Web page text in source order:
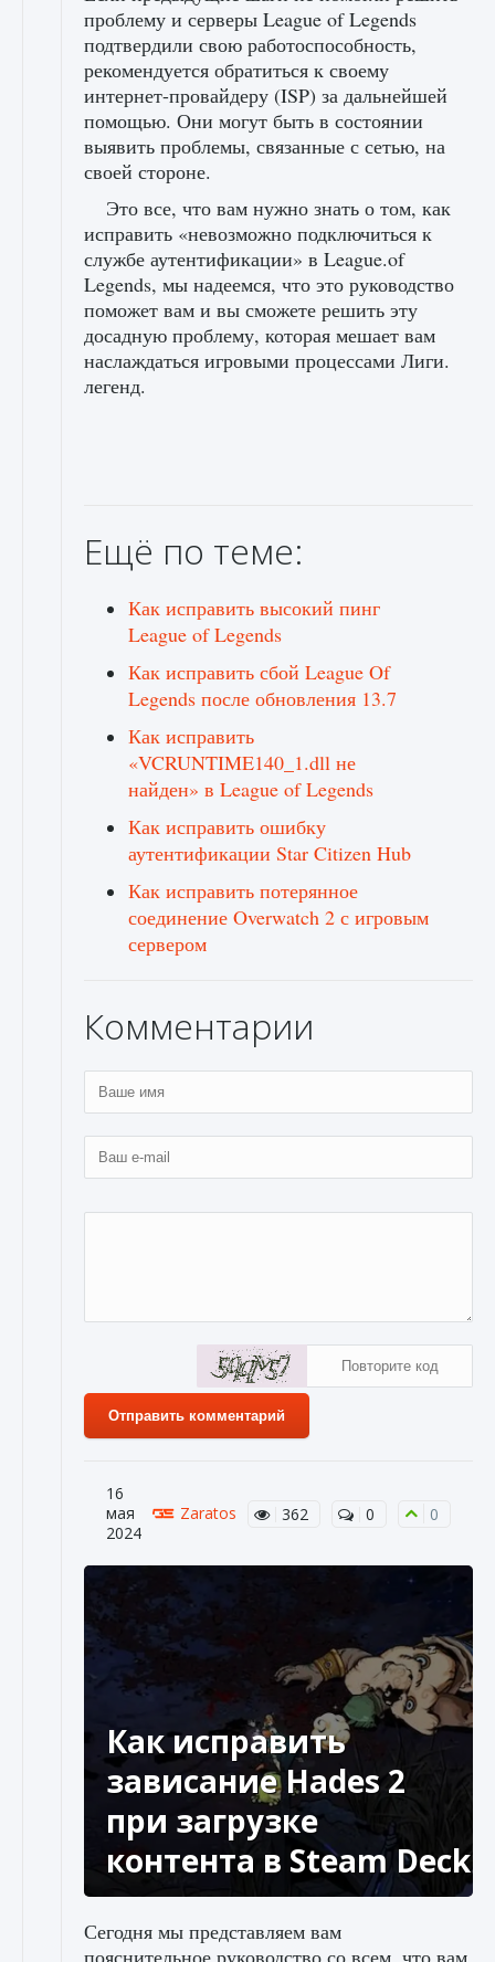
проблему и серверы League of Legends
подтвердили свою работоспособность,
рекомендуется обратиться к своему
интернет-провайдеру (ISP) за дальнейшей
помощью. Они могут быть в состоянии
выявить проблемы, связанные с сетью, на
своей стороне.
Это все, что вам нужно знать о том, как
исправить «невозможно подключиться к
службе аутентификации» в League.of
Legends, мы надеемся, что это руководство
поможет вам и вы сможете решить эту
досадную проблему, которая мешает вам
наслаждаться игровыми процессами Лиги.
легенд.
Ещё по теме:
Как исправить высокий пинг
League of Legends
Как исправить сбой League Of
Legends после обновления 13.7
Как исправить
«VCRUNTIME140_1.dll не
найден» в League of Legends
Как исправить ошибку
аутентификации Star Citizen Hub
Как исправить потерянное
соединение Overwatch 2 с игровым
сервером
Комментарии
Отправить комментарий
16
мая
2024
Zaratos 362 0 0
Как исправить
зависание Hades 2
при загрузке
контента в Steam Deck
Сегодня мы представляем вам
пояснительное руководство со всем, что вам